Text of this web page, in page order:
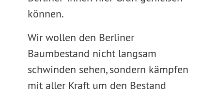
können.
Wir wollen den Berliner
Baumbestand nicht langsam
schwinden sehen, sondern kämpfen
mit aller Kraft um den Bestand